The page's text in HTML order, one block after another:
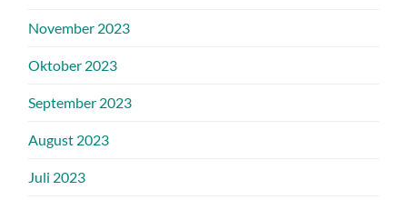
November 2023
Oktober 2023
September 2023
August 2023
Juli 2023